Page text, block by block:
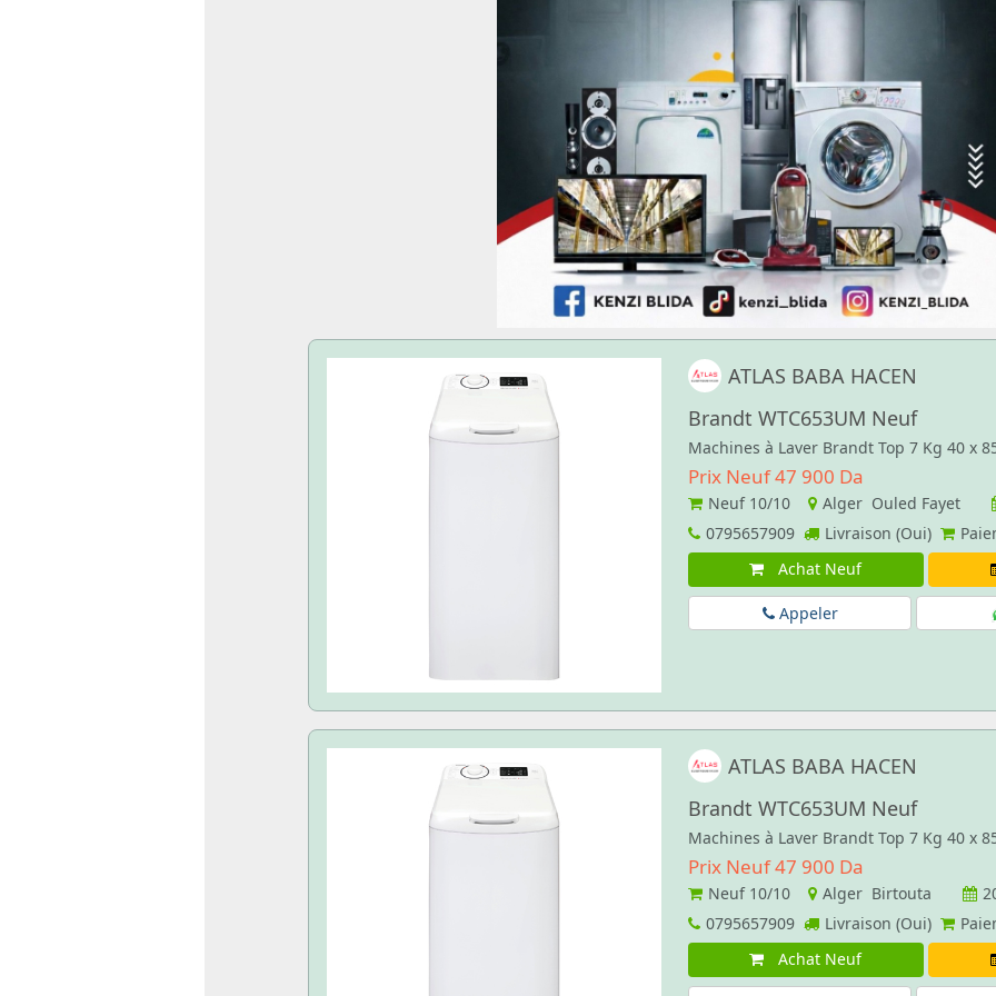
ATLAS BABA HACEN
Brandt WTC653UM Neuf
Machines à Laver Brandt Top 7 Kg 40 x
Prix Neuf 47 900 Da
Neuf 10/10 Alger Ouled Fayet
0795657909
Livraison (Oui)
Achat Neuf
Appeler
ATLAS BABA HACEN
Brandt WTC653UM Neuf
Machines à Laver Brandt Top 7 Kg 40 x
Prix Neuf 47 900 Da
Neuf 10/10 Alger Birtouta
0795657909
Livraison (Oui)
Achat Neuf